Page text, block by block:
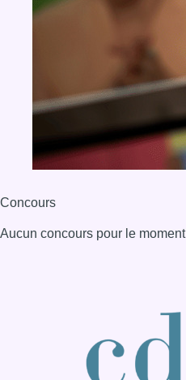
Concours
Aucun concours pour le moment